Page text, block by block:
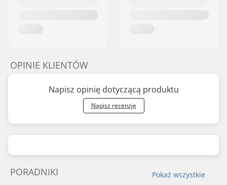
OPINIE KLIENTÓW
Napisz opinię dotyczącą produktu
Napisz recenzję
Pokaż wszystkie
PORADNIKI